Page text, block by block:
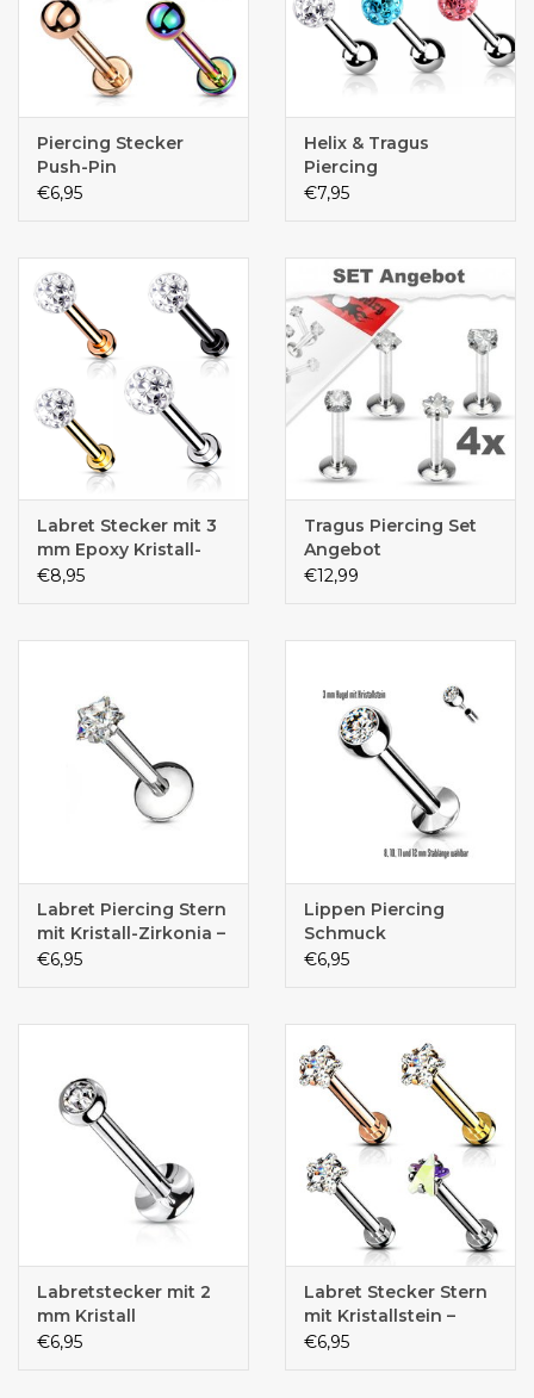
Piercing Stecker
Push-Pin
€6,95
Helix & Tragus
Piercing
€7,95
Labret Stecker mit 3
mm Epoxy Kristall-
Kugel –
€8,95
Tragus Piercing Set
Angebot
€12,99
Labret Piercing Stern
mit Kristall-Zirkonia –
Innengewinde |
mm
€6,95
Lippen Piercing
Schmuck
€6,95
Labretstecker mit 2
mm Kristall
€6,95
Labret Stecker Stern
mit Kristallstein –
Chirurgenstahl 316L
€6,95